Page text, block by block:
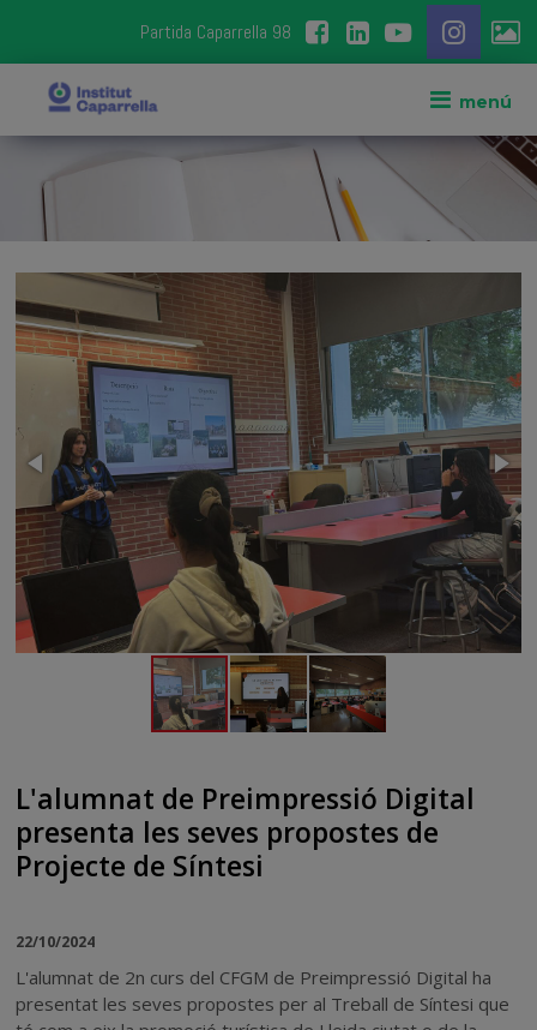
Partida Caparrella 98
L'alumnat de Preimpressió Digital
presenta les seves propostes de
Projecte de Síntesi
22/10/2024
L'alumnat de 2n curs del CFGM de Preimpressió Digital ha
presentat les seves propostes per al Treball de Síntesi que